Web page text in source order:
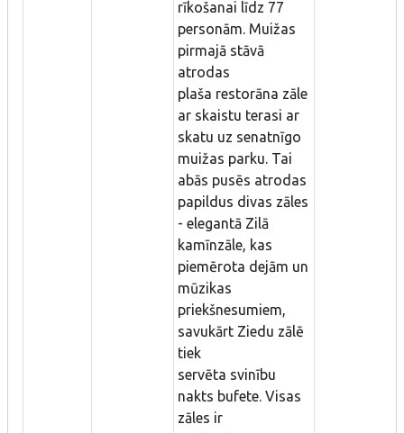
rīkošanai līdz 77
personām. Muižas
pirmajā stāvā
atrodas
plaša restorāna zāle
ar skaistu terasi ar
skatu uz senatnīgo
muižas parku. Tai
abās pusēs atrodas
papildus divas zāles
- elegantā Zilā
kamīnzāle, kas
piemērota dejām un
mūzikas
priekšnesumiem,
savukārt Ziedu zālē
tiek
servēta svinību
nakts bufete. Visas
zāles ir